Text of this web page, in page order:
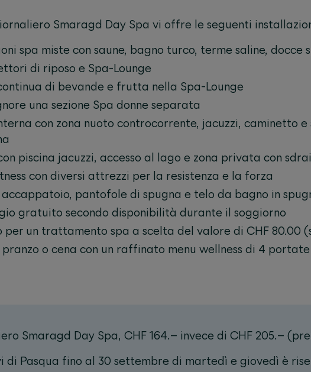
Smaragd Day Spa vi offre le seguenti
spa miste con saune, bagno turco, terme saline, docce
di riposo e Spa-Lounge
di bevande e frutta nella Spa-Lounge
una sezione Spa donne separata
con zona nuoto controcorrente, jacuzzi, caminetto e
piscina jacuzzi, accesso al lago e zona privata con
con diversi attrezzi per la resistenza e la forza
pantofole di spugna e telo da bagno in
gratuito secondo disponibilità durante il soggiorno
per un trattamento spa a scelta del valore di CHF 80.00
o cena con un raffinato menu wellness di 4 portate
Smaragd Day Spa, CHF 164.– invece di CHF 205.–
Pasqua fino al 30 settembre di martedì e giovedì è